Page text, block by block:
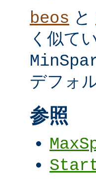
beos と
く似て
デフォ
参照